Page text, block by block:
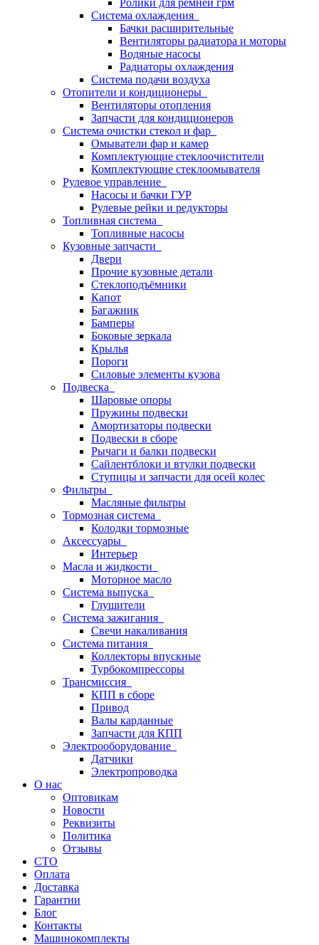
Ролики для ремней грм
Система охлаждения
Бачки расширительные
Вентиляторы радиатора и моторы
Водяные насосы
Радиаторы охлаждения
Система подачи воздуха
Отопители и кондиционеры
Вентиляторы отопления
Запчасти для кондиционеров
Система очистки стекол и фар
Омыватели фар и камер
Комплектующие стеклоочистители
Комплектующие стеклоомывателя
Рулевое управление
Насосы и бачки ГУР
Рулевые рейки и редукторы
Топливная система
Топливные насосы
Кузовные запчасти
Двери
Прочие кузовные детали
Стеклоподъёмники
Капот
Багажник
Бамперы
Боковые зеркала
Крылья
Пороги
Силовые элементы кузова
Подвеска
Шаровые опоры
Пружины подвески
Амортизаторы подвески
Подвески в сборе
Рычаги и балки подвески
Сайлентблоки и втулки подвески
Ступицы и запчасти для осей колес
Фильтры
Масляные фильтры
Тормозная система
Колодки тормозные
Аксессуары
Интерьер
Масла и жидкости
Моторное масло
Система выпуска
Глушители
Система зажигания
Свечи накаливания
Система питания
Коллекторы впускные
Турбокомпрессоры
Трансмиссия
КПП в сборе
Привод
Валы карданные
Запчасти для КПП
Электрооборудование
Датчики
Электропроводка
О нас
Оптовикам
Новости
Реквизиты
Политика
Отзывы
СТО
Оплата
Доставка
Гарантии
Блог
Контакты
Машинокомплекты